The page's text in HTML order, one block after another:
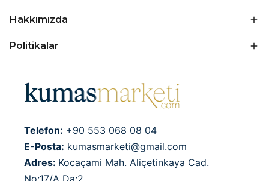
Hakkımızda
Politikalar
Telefon: +90 553 068 08 04
E-Posta: kumasmarketi@gmail.com
Adres: Kocaçami Mah. Aliçetinkaya Cad.
No:17/A Da:2